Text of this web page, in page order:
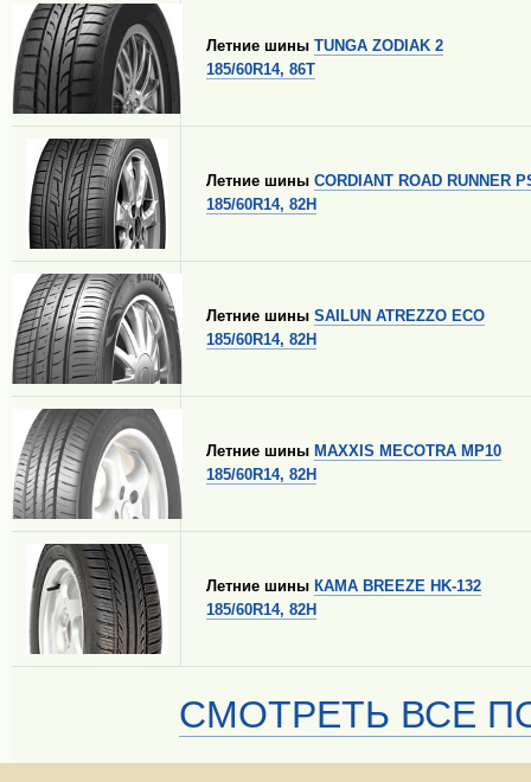
Летние шины TUNGA ZODIAK 2
185/60R14, 86T
Летние шины CORDIANT ROAD RUNNER
185/60R14, 82H
Летние шины SAILUN ATREZZO ECO
185/60R14, 82H
Летние шины MAXXIS MECOTRA MP10
185/60R14, 82H
Летние шины КАМА BREEZE HK-132
185/60R14, 82H
СМОТРЕТЬ ВСЕ